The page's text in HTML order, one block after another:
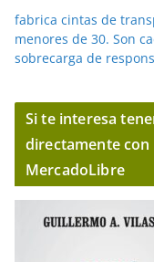
fabrica cintas de
menores de 30. Son
sobrecarga de
Si te interesa
directamente
MercadoLibre